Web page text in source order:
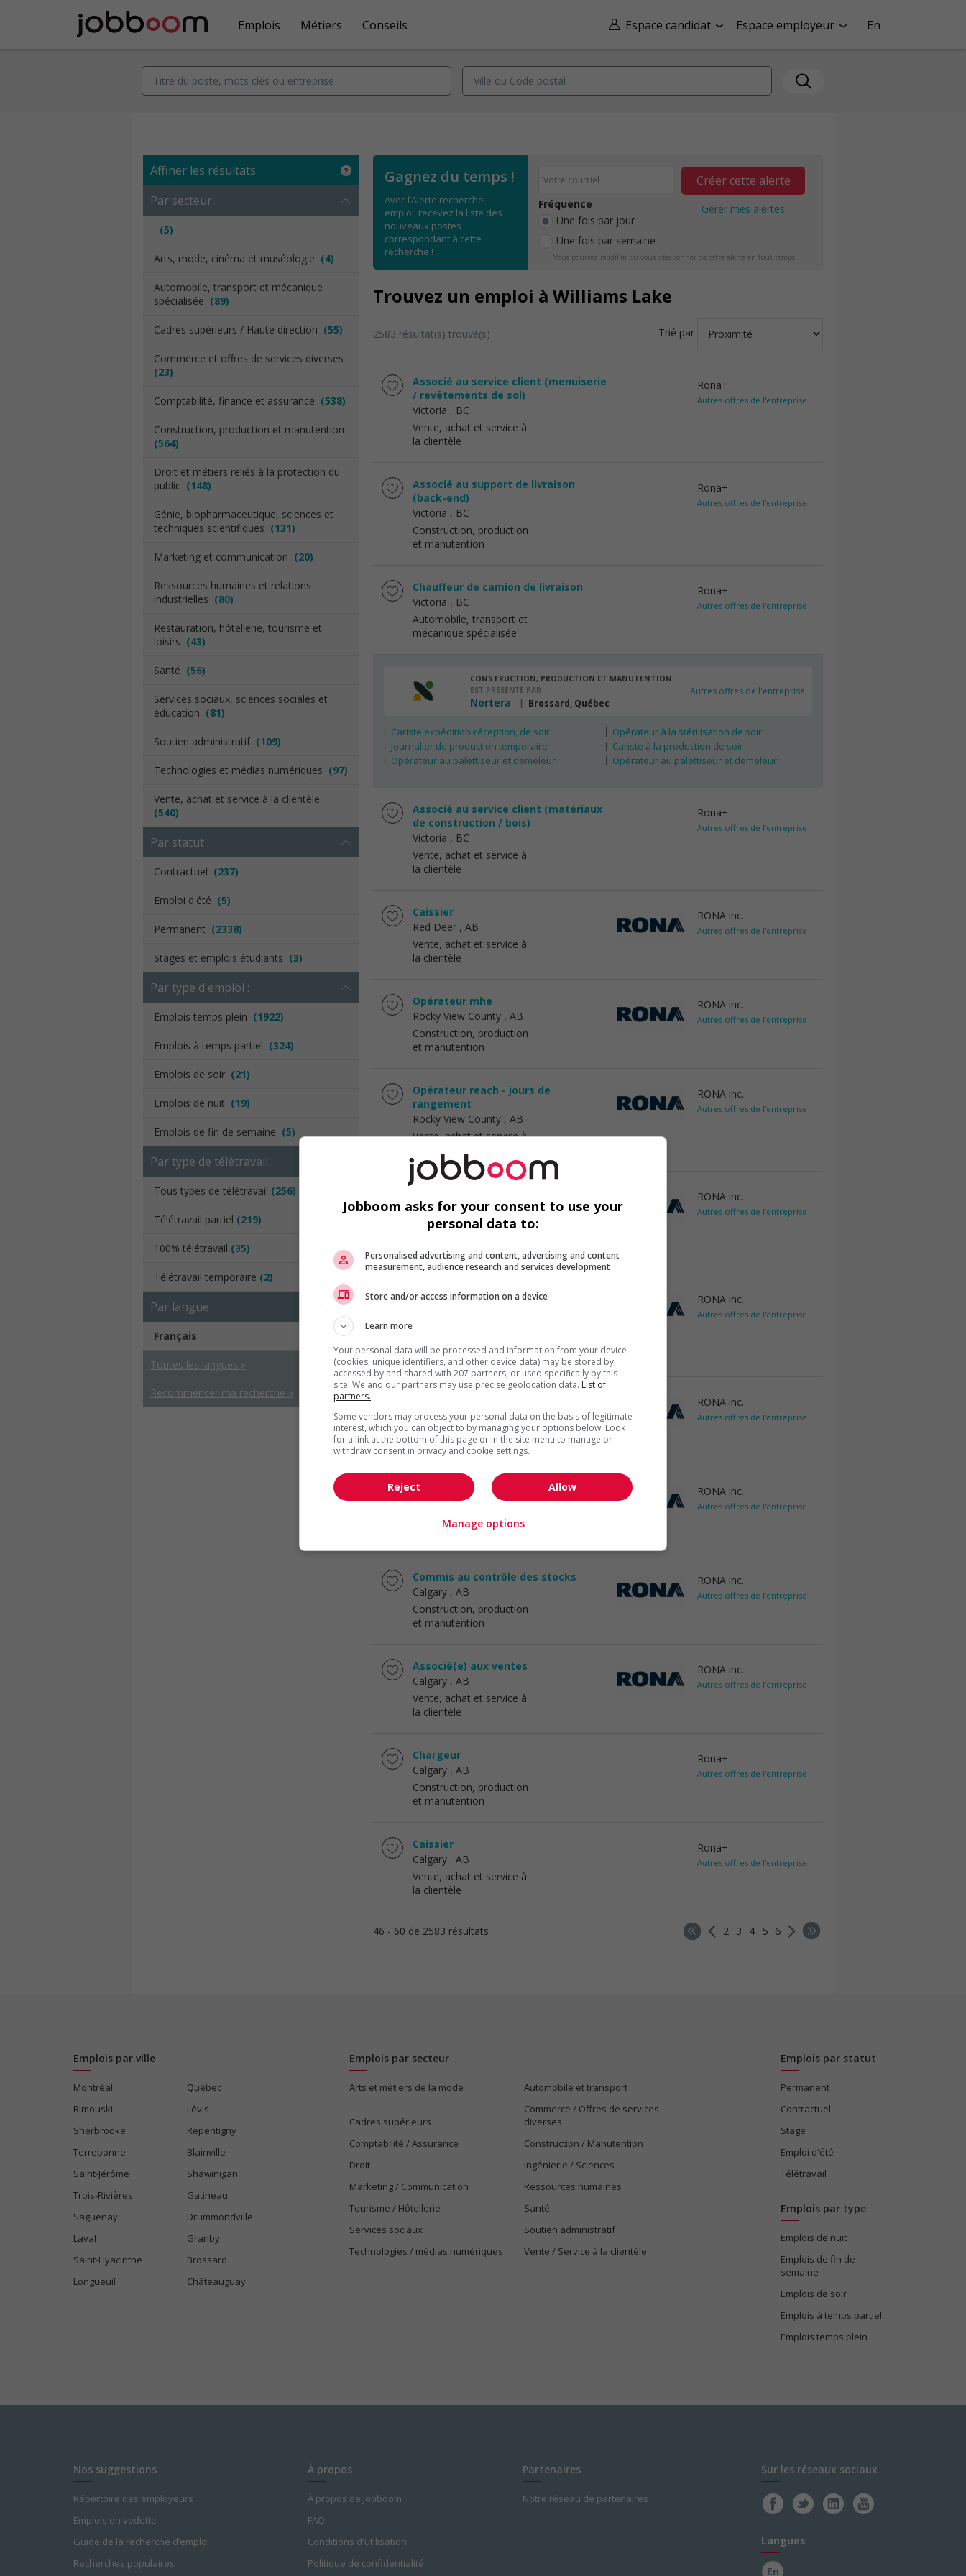
Espace candidat Espace employeur En
Emplois Métiers Conseils
Affiner les résultats
Par secteur :
(5)
Arts, mode, cinéma et muséologie (4)
Automobile, transport et mécanique
spécialisée (89)
Cadres supérieurs / Haute direction (55)
Commerce et offres de services diverses
(23)
Comptabilité, finance et assurance (538)
Construction, production et manutention
(564)
Droit et métiers reliés à la protection du
public (148)
Génie, biopharmaceutique, sciences et
techniques scientifiques (131)
Marketing et communication (20)
Ressources humaines et relations
industrielles (80)
Restauration, hôtellerie, tourisme et
loisirs (43)
Santé (56)
Services sociaux, sciences sociales et
éducation (81)
Soutien administratif (109)
Technologies et médias numériques (97)
Vente, achat et service à la clientèle
(540)
Par statut :
Contractuel (237)
Emploi d'été (5)
Permanent (2338)
Stages et emplois étudiants (3)
Par type d'emploi :
Emplois temps plein (1922)
Emplois à temps partiel (324)
Emplois de soir (21)
Emplois de nuit (19)
Emplois de fin de semaine (5)
Par type de télétravail :
Tous types de télétravail (256)
Télétravail partiel (219)
100% télétravail (35)
Télétravail temporaire (2)
Par langue :
Français
Toutes les langues »
Recommencer ma recherche »
Gagnez du temps !
Avec l’Alerte recherche-
emploi, recevez la liste des
nouveaux postes
correspondant à cette
recherche !
Fréquence
Une fois par jour
Une fois par semaine
Créer cette alerte
Gérer mes alertes
Vous pourrez modifier ou vous désabonner de cette alerte en tout temps.
Trouvez un emploi à Williams Lake
2583 résultat(s) trouvé(s) Trié par
Associé au service client (menuiserie
/ revêtements de sol)
Victoria , BC
Vente, achat et service à
la clientèle
Rona+
Autres offres de l'entreprise
Associé au support de livraison
(back-end)
Victoria , BC
Construction, production
et manutention
Rona+
Autres offres de l'entreprise
Chauffeur de camion de livraison
Victoria , BC
Automobile, transport et
mécanique spécialisée
Rona+
Autres offres de l'entreprise
CONSTRUCTION, PRODUCTION ET MANUTENTION
EST PRÉSENTÉ PAR
Nortera Brossard, Québec
Autres offres de l'entreprise
Cariste expédition-réception, de soir
Journalier de production temporaire
Opérateur au palettiseur et demeleur
Opérateur à la stérilisation de soir
Cariste à la production de soir
Opérateur au palettiseur et demeleur
Associé au service client (matériaux
de construction / bois)
Victoria , BC
Vente, achat et service à
la clientèle
Rona+
Autres offres de l'entreprise
Caissier
Red Deer , AB
Vente, achat et service à
la clientèle
RONA inc.
Autres offres de l'entreprise
Opérateur mhe
Rocky View County , AB
Construction, production
et manutention
RONA inc.
Autres offres de l'entreprise
Opérateur reach - jours de
rangement
Rocky View County , AB
Vente, achat et service à
RONA inc.
Autres offres de l'entreprise
- jours
Rocky View County, AB
la clientèle
RONA inc.
Autres offres de l'entreprise
Membre de l'équipe, assainissement
la clientèle
RONA inc.
Autres offres de l'entreprise
Rocky View County, AB
Construction, production
et manutention
RONA inc.
Autres offres de l'entreprise
Directeur, centre de distribution
Calgary, AB
Vente, achat et service à
RONA inc.
Autres offres de l'entreprise
Commis au contrôle des stocks
Calgary , AB
Construction, production
et manutention
RONA inc.
Autres offres de l'entreprise
Associé(e) aux ventes
Calgary , AB
Vente, achat et service à
la clientèle
RONA inc.
Autres offres de l'entreprise
Chargeur
Calgary , AB
Construction, production
et manutention
Rona+
Autres offres de l'entreprise
Caissier
Calgary , AB
Vente, achat et service à
la clientèle
Rona+
Autres offres de l'entreprise
46 - 60 de 2583 résultats 2 3 4 5 6
Emplois par ville
Montréal
Québec
Rimouski
Lévis
Sherbrooke
Repentigny
Terrebonne
Blainville
Saint-Jérôme
Shawinigan
Trois-Rivières
Gatineau
Saguenay
Drummondville
Laval
Granby
Saint-Hyacinthe
Brossard
Longueuil
Châteauguay
Emplois par secteur
Arts et métiers de la mode Automobile et transport
Cadres supérieurs
Commerce / Offres de services
diverses
Comptabilité / Assurance
Construction / Manutention
Droit
Ingénierie / Sciences
Marketing / Communication
Ressources humaines
Tourisme / Hôtellerie
Santé
Services sociaux
Soutien administratif
Technologies / médias numériques
Vente / Service à la clientèle
Emplois par statut
Permanent
Contractuel
Stage
Emploi d'été
Télétravail
Emplois par type
Emplois de nuit
Emplois de fin de
semaine
Emplois de soir
Emplois à temps partiel
Emplois temps plein
Nos suggestions
Répertoire des employeurs
Emplois en vedette
Guide de la recherche d’emploi
Recherches populaires
À propos
À propos de Jobboom
FAQ
Conditions d'utilisation
Politique de confidentialité
Partenaires
Notre réseau de partenaires
Sur les réseaux sociaux
Langues
En
Jobboom asks for your consent to use your
personal data to:
Personalised advertising and content, advertising and content
measurement, audience research and services development
Store and/or access information on a device
Learn more
Your personal data will be processed and information from your device
(cookies, unique identifiers, and other device data) may be stored by,
accessed by and shared with 207 partners, or used specifically by this
site. We and our partners may use precise geolocation data. List of
partners.
Some vendors may process your personal data on the basis of legitimate
interest, which you can object to by managing your options below. Look
for a link at the bottom of this page or in the site menu to manage or
withdraw consent in privacy and cookie settings.
Allow
Reject
Manage options